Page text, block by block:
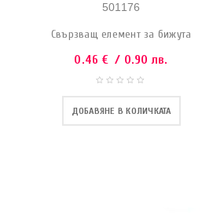
501176
Свързващ елемент за бижута
0.46 € / 0.90 лв.
ДОБАВЯНЕ В КОЛИЧКАТА